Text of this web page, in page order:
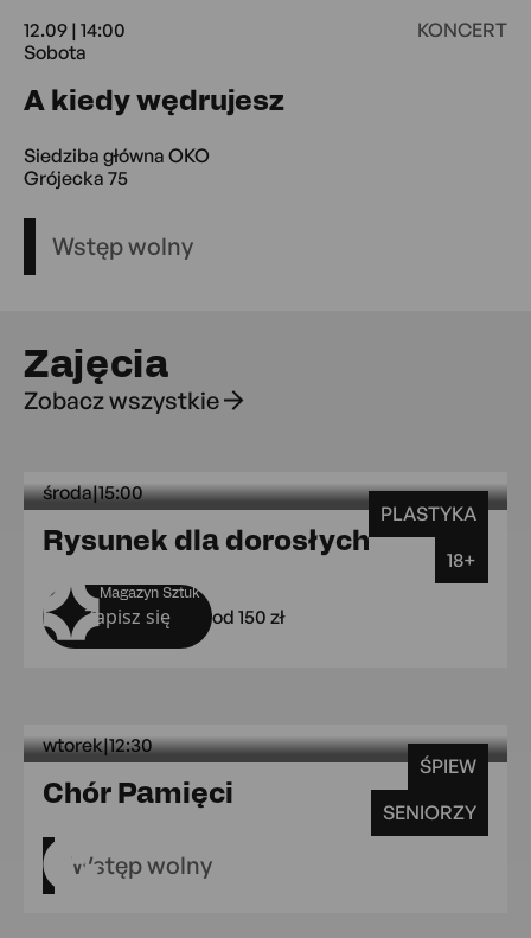
12.09 | 14:00
Sobota
KONCERT
A kiedy wędrujesz12.09 14:00
Siedziba główna OKO
Grójecka 75
Wstęp wolny
Zajęcia
Zobacz wszystkie
PLASTYKA
18+
Magazyn Sztuk
środa|15:00
Rysunek dla dorosłychśroda
Zapisz się od 150 zł
ŚPIEW
SENIORZY
wtorek|12:30
Chór Pamięci wtorek 12:30 MAL
Wstęp wolny